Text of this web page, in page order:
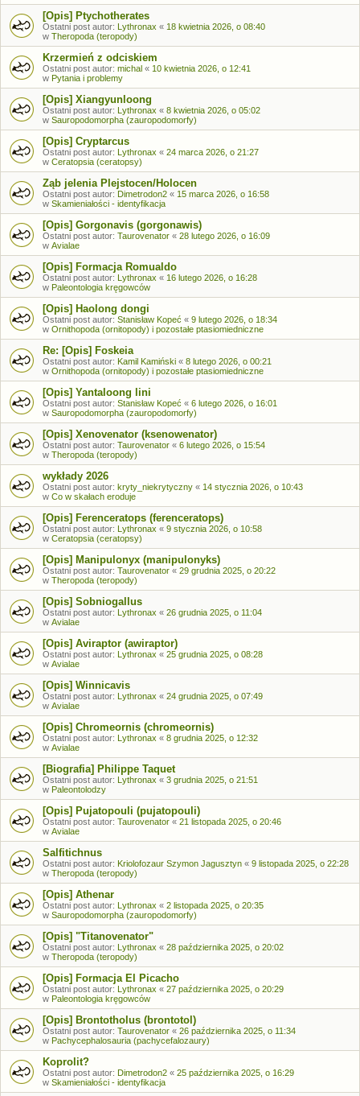
[Opis] Ptychotherates
Ostatni post autor: Lythronax « 18 kwietnia 2026, o 08:40
w Theropoda (teropody)
Krzermień z odciskiem
Ostatni post autor: michal « 10 kwietnia 2026, o 12:41
w Pytania i problemy
[Opis] Xiangyunloong
Ostatni post autor: Lythronax « 8 kwietnia 2026, o 05:02
w Sauropodomorpha (zauropodomorfy)
[Opis] Cryptarcus
Ostatni post autor: Lythronax « 24 marca 2026, o 21:27
w Ceratopsia (ceratopsy)
Ząb jelenia Plejstocen/Holocen
Ostatni post autor: Dimetrodon2 « 15 marca 2026, o 16:58
w Skamieniałości - identyfikacja
[Opis] Gorgonavis (gorgonawis)
Ostatni post autor: Taurovenator « 28 lutego 2026, o 16:09
w Avialae
[Opis] Formacja Romualdo
Ostatni post autor: Lythronax « 16 lutego 2026, o 16:28
w Paleontologia kręgowców
[Opis] Haolong dongi
Ostatni post autor: Stanisław Kopeć « 9 lutego 2026, o 18:34
w Ornithopoda (ornitopody) i pozostałe ptasiomiedniczne
Re: [Opis] Foskeia
Ostatni post autor: Kamil Kamiński « 8 lutego 2026, o 00:21
w Ornithopoda (ornitopody) i pozostałe ptasiomiedniczne
[Opis] Yantaloong lini
Ostatni post autor: Stanisław Kopeć « 6 lutego 2026, o 16:01
w Sauropodomorpha (zauropodomorfy)
[Opis] Xenovenator (ksenowenator)
Ostatni post autor: Taurovenator « 6 lutego 2026, o 15:54
w Theropoda (teropody)
wykłady 2026
Ostatni post autor: kryty_niekrytyczny « 14 stycznia 2026, o 10:43
w Co w skałach eroduje
[Opis] Ferenceratops (ferenceratops)
Ostatni post autor: Lythronax « 9 stycznia 2026, o 10:58
w Ceratopsia (ceratopsy)
[Opis] Manipulonyx (manipulonyks)
Ostatni post autor: Taurovenator « 29 grudnia 2025, o 20:22
w Theropoda (teropody)
[Opis] Sobniogallus
Ostatni post autor: Lythronax « 26 grudnia 2025, o 11:04
w Avialae
[Opis] Aviraptor (awiraptor)
Ostatni post autor: Lythronax « 25 grudnia 2025, o 08:28
w Avialae
[Opis] Winnicavis
Ostatni post autor: Lythronax « 24 grudnia 2025, o 07:49
w Avialae
[Opis] Chromeornis (chromeornis)
Ostatni post autor: Lythronax « 8 grudnia 2025, o 12:32
w Avialae
[Biografia] Philippe Taquet
Ostatni post autor: Lythronax « 3 grudnia 2025, o 21:51
w Paleontolodzy
[Opis] Pujatopouli (pujatopouli)
Ostatni post autor: Taurovenator « 21 listopada 2025, o 20:46
w Avialae
Salfitichnus
Ostatni post autor: Kriolofozaur Szymon Jagusztyn « 9 listopada 2025, o 22:28
w Theropoda (teropody)
[Opis] Athenar
Ostatni post autor: Lythronax « 2 listopada 2025, o 20:35
w Sauropodomorpha (zauropodomorfy)
[Opis] "Titanovenator"
Ostatni post autor: Lythronax « 28 października 2025, o 20:02
w Theropoda (teropody)
[Opis] Formacja El Picacho
Ostatni post autor: Lythronax « 27 października 2025, o 20:29
w Paleontologia kręgowców
[Opis] Brontotholus (brontotol)
Ostatni post autor: Taurovenator « 26 października 2025, o 11:34
w Pachycephalosauria (pachycefalozaury)
Koprolit?
Ostatni post autor: Dimetrodon2 « 25 października 2025, o 16:29
w Skamieniałości - identyfikacja